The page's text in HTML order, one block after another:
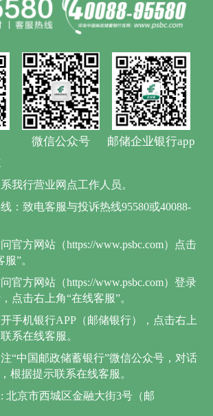
微信公众号 邮储企业银行app
我行营业网点工作人员。
：致电客服与投诉热线95580或40088-
官方网站（https://www.psbc.com）点击
”。
官方网站（https://www.psbc.com）登录
点击右上角“在线客服”。
手机银行APP（邮储银行），点击右上
系在线客服。
“中国邮政储蓄银行”微信公众号，对话
根据提示联系在线客服。
北京市西城区金融大街3号（邮